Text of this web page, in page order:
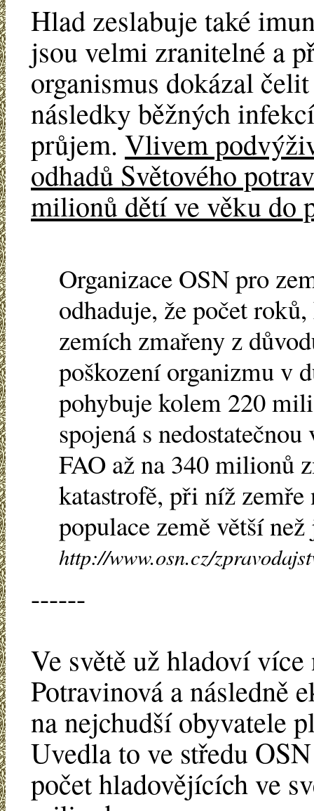
Hlad zeslabuje také
jsou velmi zranitelné a
organismus dokázal
následky běžných
průjem. Vlivem
odhadů Světového
milionů dětí ve věku do
Organizace OSN pro
odhaduje, že počet
zemích zmařeny z
poškození organizmu v
pohybuje kolem 220
spojená s
FAO až na 340 milionů
katastrofě, při níž zemře
populace země větší
http://www.osn.cz/
------
Ve světě už hladoví
Potravinová a následně
na nejchudší obyvatele
Uvedla to ve středu
počet hladovějících ve